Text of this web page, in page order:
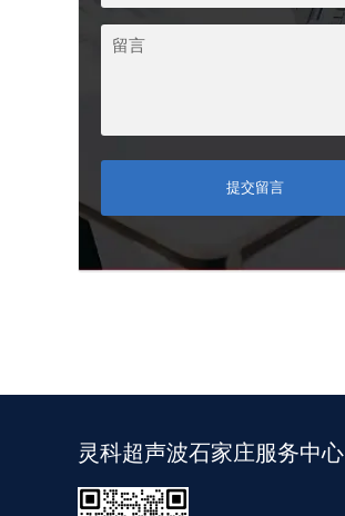
提交留言
灵科超声波石家庄服务中心